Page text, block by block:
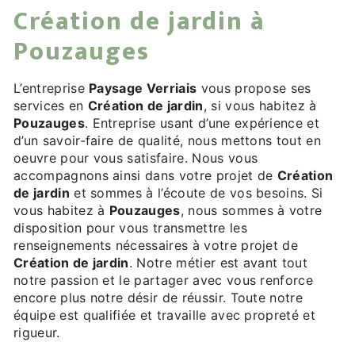
Création de jardin à
Pouzauges
L’entreprise Paysage Verriais vous propose ses
services en Création de jardin, si vous habitez à
Pouzauges. Entreprise usant d’une expérience et
d’un savoir-faire de qualité, nous mettons tout en
oeuvre pour vous satisfaire. Nous vous
accompagnons ainsi dans votre projet de Création
de jardin et sommes à l’écoute de vos besoins. Si
vous habitez à Pouzauges, nous sommes à votre
disposition pour vous transmettre les
renseignements nécessaires à votre projet de
Création de jardin. Notre métier est avant tout
notre passion et le partager avec vous renforce
encore plus notre désir de réussir. Toute notre
équipe est qualifiée et travaille avec propreté et
rigueur.